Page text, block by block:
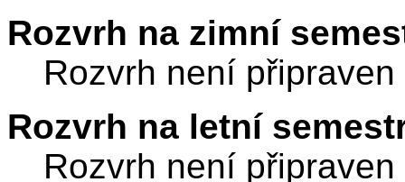
Rozvrh na zimní
Rozvrh není připraven
Rozvrh na letní
Rozvrh není připraven